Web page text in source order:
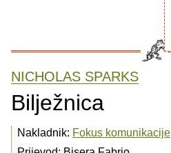
NICHOLAS SPARKS
Bilježnica
Nakladnik: Fokus komunikacije